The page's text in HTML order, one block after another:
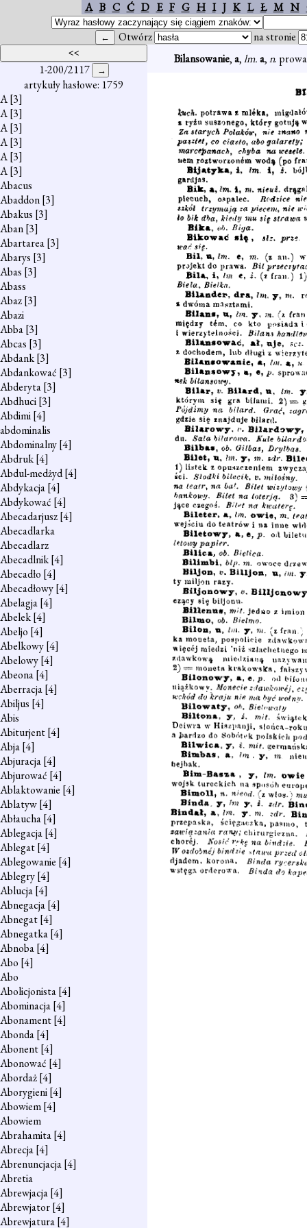
A B C Ć D E F G H I J K L Ł M N
Otwórz na stronie
1-200/2117
artykuły hasłowe: 1759
A[3]
A[3]
A[3]
A[3]
A[3]
A[3]
Abacus
Abaddon[3]
Abakus [3]
Aban[3]
Abartarea[3]
Abarys [3]
Abas [3]
Abass
Abaz[3]
Abazi
Abba[3]
Abcas [3]
Abdank[3]
Abdankować [3]
Abderyta[3]
Abdhuci[3]
Abdimi[4]
abdominalis
Abdominalny[4]
Abdruk[4]
Abdul-medżyd[4]
Abdykacja[4]
Abdykować [4]
Abecadarjusz[4]
Abecadlarka
Abecadlarz
Abecadlnik[4]
Abecadło [4]
Abecadłowy[4]
Abelagja[4]
Abelek[4]
Abeljo [4]
Abelkowy[4]
Abelowy[4]
Abeona[4]
Aberracja[4]
Abiljus [4]
Abis
Abiturjent[4]
Abja[4]
Abjuracja[4]
Abjurować [4]
Ablaktowanie [4]
Ablatyw[4]
Abłaucha[4]
Ablegacja[4]
Ablegat[4]
Ablegowanie [4]
Ablegry[4]
Ablucja[4]
Abnegacja[4]
Abnegat[4]
Abnegatka[4]
Abnoba[4]
Abo [4]
Abo
Abolicjonista[4]
Abominacja[4]
Abonament[4]
Abonda[4]
Abonent[4]
Abonować [4]
Abordaż[4]
Aborygieni[4]
Abowiem[4]
Abowiem
Abrahamita[4]
Abrecja[4]
Abrenuncjacja[4]
Abretia
Abrewjacja[4]
Abrewjator[4]
Abrewjatura[4]
Bilansowanie,a,lm.a,n.